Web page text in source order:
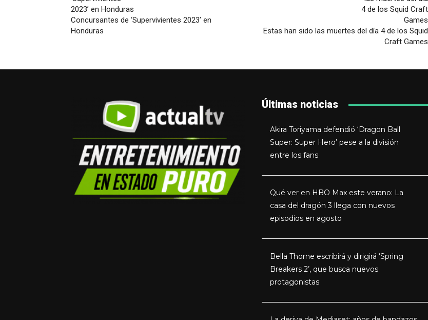
Concursantes de ‘Supervivientes 2023’ en
Honduras
Estas han sido las muertes del día 4 de los Squid
Craft Games
Últimas noticias
Akira Toriyama defendió ‘Dragon Ball
Super: Super Hero’ pese a la división
entre los fans
Qué ver en HBO Max este verano: La
casa del dragón 3 llega con nuevos
episodios en agosto
Bella Thorne escribirá y dirigirá ‘Spring
Breakers 2’, que busca nuevos
protagonistas